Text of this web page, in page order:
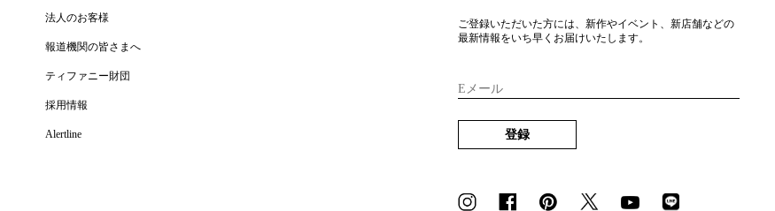
法人のお客様
報道機関の皆さまへ
ティファニー財団
採用情報
Alertline
ご登録いただいた方には、新作やイベント、新店舗などの
最新情報をいち早くお届けいたします。
Eメール
登録